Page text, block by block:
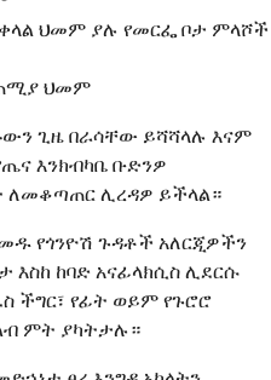
ህመም ያሉ የመርፌ ቦታ ምላሾች
ህመም
ጊዜ በራሳቸው ይሻሻላሉ እናም
እንክብካቤ ቡድንዎ
ሊረዳዎ ይችላል።
የጎንዮሽ ጉዳቶች አለርጂዎችን
እስከ ከባድ አናፊላክሲስ ሊደርሱ
ችግር፣ የፊት ወይም የጉሮሮ
ምት ያካትታሉ።